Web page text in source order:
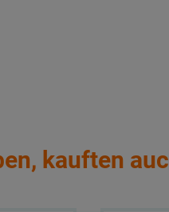
kauften